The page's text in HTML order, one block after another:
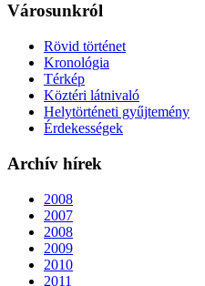
Városunkról
Rövid történet
Kronológia
Térkép
Köztéri látnivaló
Helytörténeti gyűjtemény
Érdekességek
Archív hírek
2008
2007
2008
2009
2010
2011